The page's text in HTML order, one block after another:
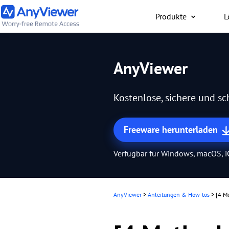
Produkte
Mac, PC oder
AnyViewer
Kostenlose, sichere und
Freeware herunterladen
Verfügbar für Windows, macOS,
AnyViewer > Anleitungen & How-tos > [4